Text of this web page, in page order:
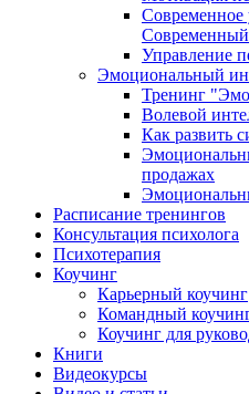
Современное
Современный
Управление
Эмоциональный
Тренинг
Волевой
Как развить
продажах
Расписание тренингов
Консультация психолога
Психотерапия
Коучинг
Карьерный коучинг
Командный
Коучинг для
Книги
Видеокурсы